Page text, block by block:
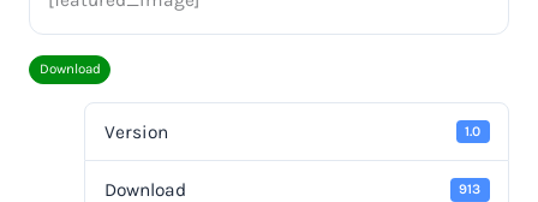
Download
Version 1.0
Download 913